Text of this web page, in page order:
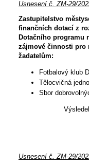
Usnesení č. ZM-29/
Zastupitelstvo
finančních dotací z
Dotačního programu
zájmové činnosti pro
žadatelům:
Fotbalový klub
Tělocvičná
Sbor
Usnesení č. ZM-29/